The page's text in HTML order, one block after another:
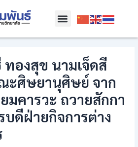
Menu
องสุข นามเจ็ดสี
ะศิษยานุศิษย์ จาก
มคารวะ ถวายสักกา
บดีฝ่ายกิจการต่าง